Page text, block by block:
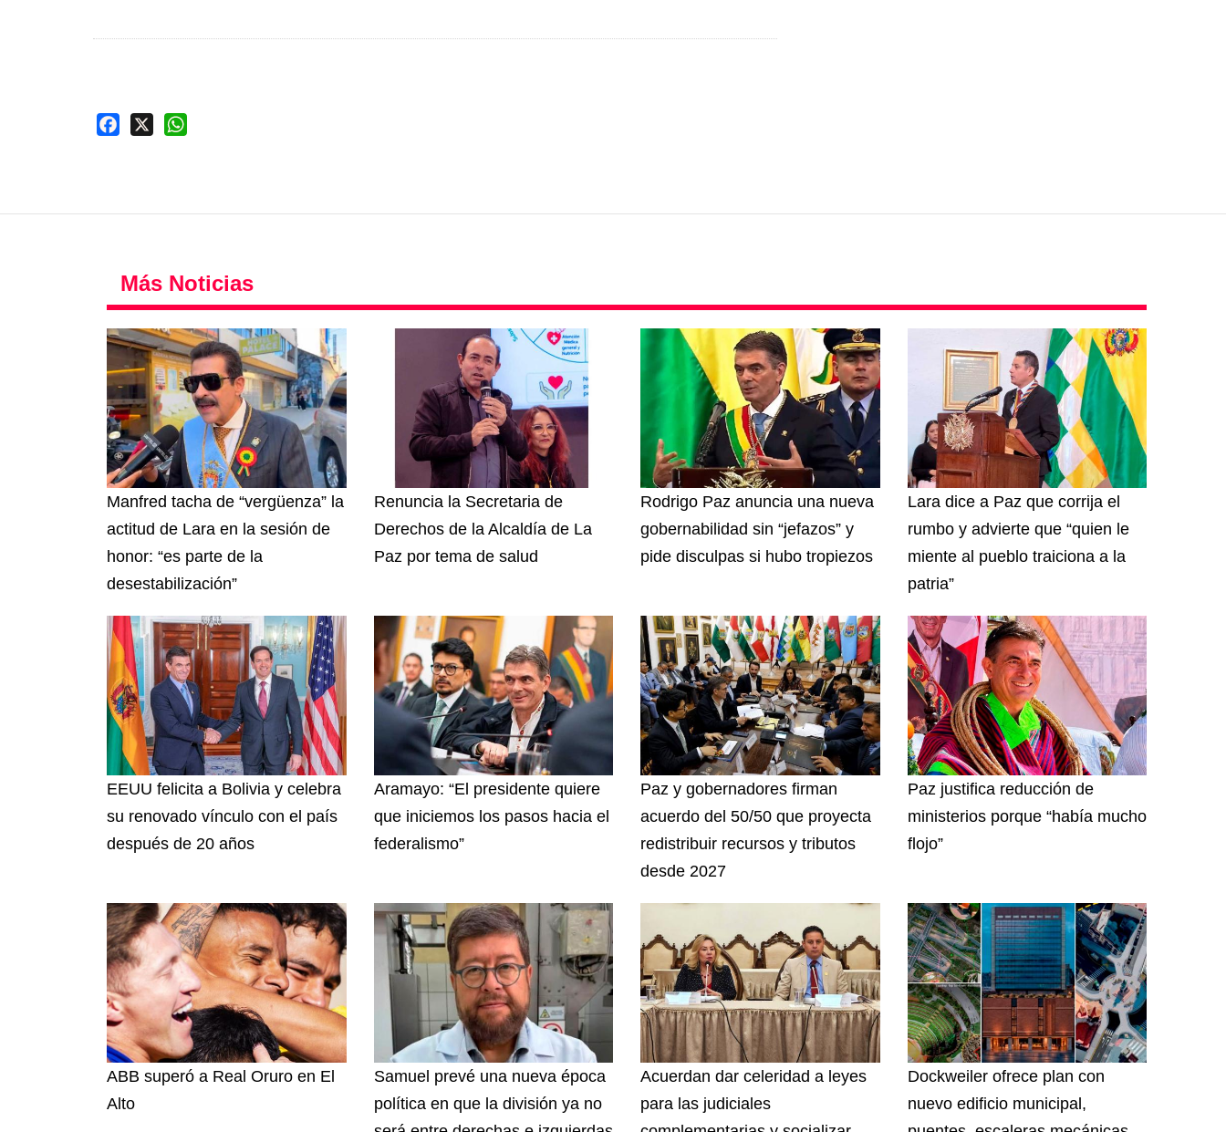
Facebook
Más Noticias
Manfred tacha de “vergüenza” la
actitud de Lara en la sesión de
honor: “es parte de la
desestabilización”
Renuncia la Secretaria de
Derechos de la Alcaldía de La
Paz por tema de salud
Rodrigo Paz anuncia una nueva
gobernabilidad sin “jefazos” y
pide disculpas si hubo tropiezos
Lara dice a Paz que corrija el
rumbo y advierte que “quien le
miente al pueblo traiciona a la
patria”
EEUU felicita a Bolivia y celebra
su renovado vínculo con el país
después de 20 años
Aramayo: “El presidente quiere
que iniciemos los pasos hacia el
federalismo”
Paz y gobernadores firman
acuerdo del 50/50 que proyecta
redistribuir recursos y tributos
desde 2027
Paz justifica reducción de
ministerios porque “había mucho
flojo”
ABB superó a Real Oruro en El
Alto
Samuel prevé una nueva época
política en que la división ya no
Acuerdan dar celeridad a leyes
para las judiciales
Dockweiler ofrece plan con
nuevo edificio municipal,